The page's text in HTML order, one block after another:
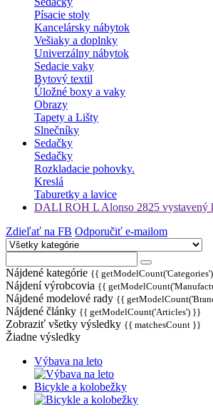
Písacie stoly
Kancelársky nábytok
Vešiaky a doplnky
Univerzálny nábytok
Sedacie vaky
Bytový textil
Úložné boxy a vaky
Obrazy
Tapety a Lišty
Slnečníky
Sedačky
Sedačky
Rozkladacie pohovky.
Kreslá
Taburetky a lavice
DALI ROH L Alonso 2825 vystavený
Zdieľať na FB Odporučiť e-mailom
Nájdené kategórie {{
Nájdení výrobcovia {{
Nájdené modelové rady {{
Nájdené články {{ getModelCount('Articles') }}
Zobraziť všetky výsledky {{ matchesCount }}
Žiadne výsledky
Výbava na leto
Bicykle a kolobežky